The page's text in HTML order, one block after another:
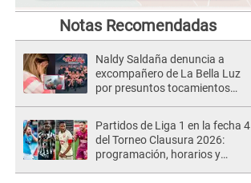
Notas Recomendadas
Naldy Saldaña denuncia a
excompañero de La Bella Luz
por presuntos tocamientos
Partidos de Liga 1 en la fecha 4
del Torneo Clausura 2026:
programación, horarios y